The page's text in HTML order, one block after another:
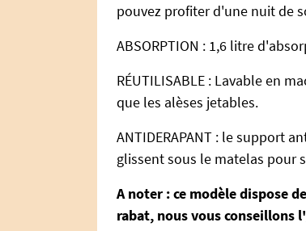
pouvez profiter d'une nuit de
ABSORPTION : 1,6 litre
RÉUTILISABLE : Lavable en
que les alèses jetables.
ANTIDERAPANT : le support
glissent sous le matelas pour
A noter : ce modèle dispose
rabat, nous vous conseillons l'